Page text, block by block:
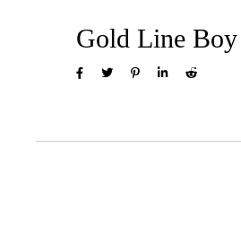
Gold Line Boy